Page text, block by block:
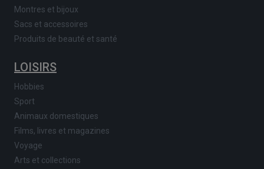
Montres et bijoux
Sacs et accessoires
Produits de beauté et santé
LOISIRS
Hobbies
Sport
Animaux domestiques
Films, livres et magazines
Voyage
Arts et collections